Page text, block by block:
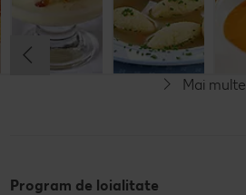
Cel mult 60 minute
Rafinat
Cel mult 60 minute
Rafinat
Mai multe
Program de loialitate